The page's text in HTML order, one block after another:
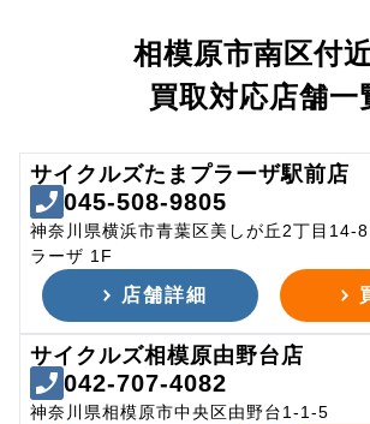
相模原市南区付
買取対応店舗一
サイクルズたまプラーザ駅前店
045-508-9805
神奈川県横浜市青葉区美しが丘2丁目14-
ラーザ 1F
店舗詳細
サイクルズ相模原由野台店
042-707-4082
神奈川県相模原市中央区由野台1-1-5